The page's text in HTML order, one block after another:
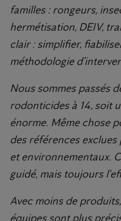
familles : rongeurs,
hermétisation, DEIV,
clair : simplifier,
méthodologie
Nous sommes passés
rodonticides à 14, soit
énorme. Même chose
des références
et environnementaux.
guidé, mais toujours
Avec moins de
équipes sont plus